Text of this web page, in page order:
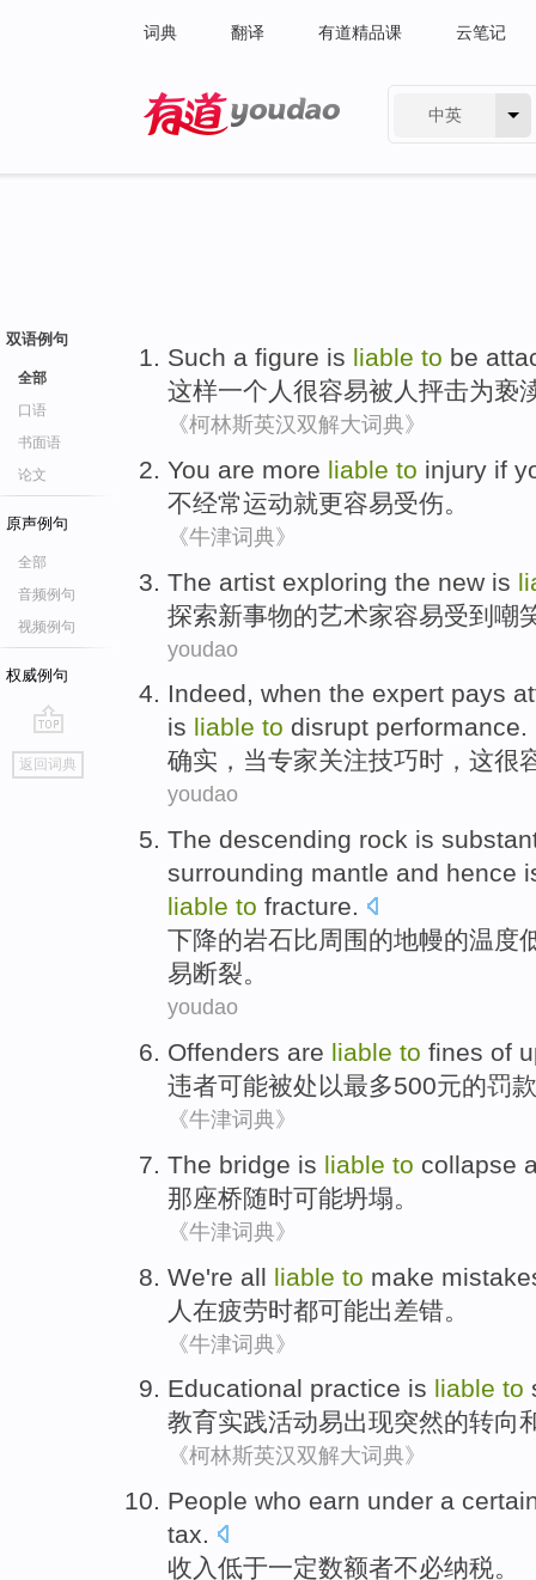
词典 翻译 有道精品课 云笔记
中英
双语例句
全部
口语
书面语
论文
原声例句
全部
音频例句
视频例句
权威例句
go
top
返回词典
Such a figure is liable to be
这样一个 人 很容易被 人抨击为亵
《柯林斯英汉双解大词典》
You are more liable to injury if
不经常运动就更容易受伤。
《牛津词典》
The artist exploring the new is
探索新事物的艺术家容易受到嘲
youdao
Indeed, when the expert pays
is liable to disrupt performance.
确实 ， 当专家关注技巧时， 这很
youdao
The descending rock is
surrounding mantle and hence
liable to fracture.
下降的岩石比周围的地幔的温度
易断裂。
youdao
Offenders are liable to fines of
违者可能被处以最多500元的罚
《牛津词典》
The bridge is liable to collapse
那座桥随时可能坍塌。
《牛津词典》
We're all liable to make
人在疲劳时都可能出差错。
《牛津词典》
Educational practice is liable to
教育实践活动易出现突然的转向
《柯林斯英汉双解大词典》
People who earn under a
tax.
收入低于一定数额者不必纳税。